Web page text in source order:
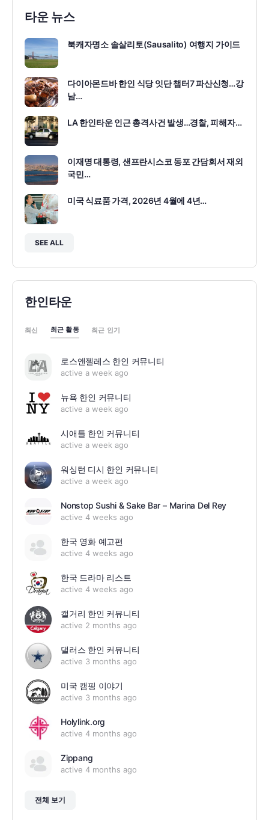
타운 뉴스
북캐자명소 솔살리토(Sausalito) 여행지 가이드
다이아몬드바 한인 식당 잇단 챕터7 파산신청…강
남…
LA 한인타운 인근 총격사건 발생…경찰, 피해자…
이재명 대통령, 샌프란시스코 동포 간담회서 재외
국민…
미국 식료품 가격, 2026년 4월에 4년…
SEE ALL
한인타운
최신 최근 활동 최근 인기
로스앤젤레스 한인 커뮤니티
active a week ago
뉴욕 한인 커뮤니티
active a week ago
시애틀 한인 커뮤니티
active a week ago
워싱턴 디시 한인 커뮤니티
active a week ago
Nonstop Sushi & Sake Bar – Marina Del Rey
active 4 weeks ago
한국 영화 예고편
active 4 weeks ago
한국 드라마 리스트
active 4 weeks ago
캘거리 한인 커뮤니티
active 2 months ago
댈러스 한인 커뮤니티
active 3 months ago
미국 캠핑 이야기
active 3 months ago
Holylink.org
active 4 months ago
Zippang
active 4 months ago
전체 보기